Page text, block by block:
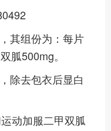
其组份为：每片
胍500mg。
除去包衣后显白
动加服二甲双胍